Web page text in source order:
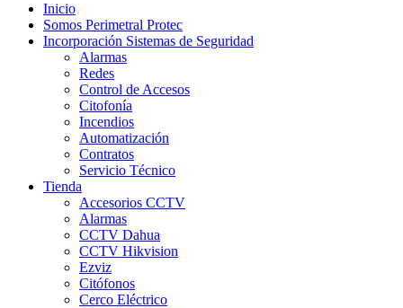
Inicio
Somos Perimetral Protec
Incorporación Sistemas de Seguridad
Alarmas
Redes
Control de Accesos
Citofonía
Incendios
Automatización
Contratos
Servicio Técnico
Tienda
Accesorios CCTV
Alarmas
CCTV Dahua
CCTV Hikvision
Ezviz
Citófonos
Cerco Eléctrico